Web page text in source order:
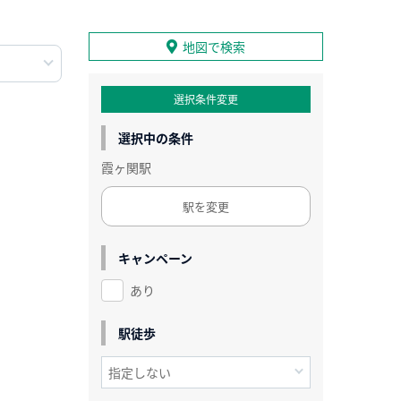
地図で検索
選択条件変更
選択中の条件
霞ヶ関駅
駅を変更
キャンペーン
あり
駅徒歩